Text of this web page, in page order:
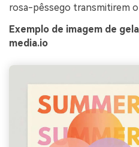
rosa-pêssego transmitirem o
Exemplo de imagem de
media.io